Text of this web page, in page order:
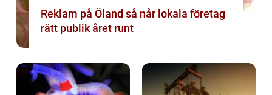
Reklam på Öland så når lokala företag
rätt publik året runt